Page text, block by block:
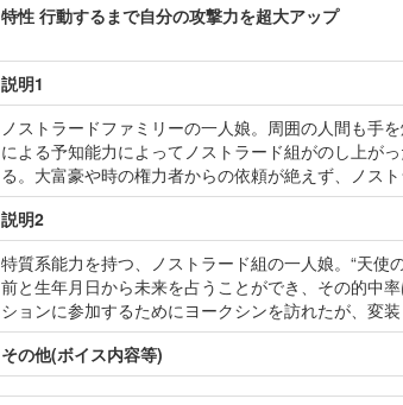
特性 行動するまで自分の攻撃力を超大アップ
説明1
ノストラードファミリーの一人娘。周囲の人間も手
による予知能力によってノストラード組がのし上が
る。大富豪や時の権力者からの依頼が絶えず、ノス
説明2
特質系能力を持つ、ノストラード組の一人娘。“天使
前と生年月日から未来を占うことができ、その的中
ションに参加するためにヨークシンを訪れたが、変
その他(ボイス内容等)